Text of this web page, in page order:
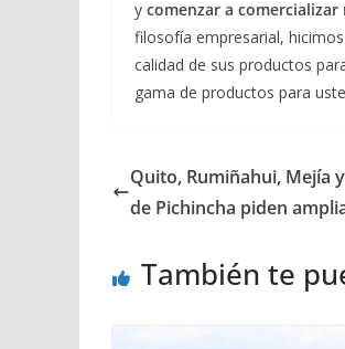
y comenzar a comercializar
filosofía empresarial,
calidad de sus productos
gama de productos para
Quito, Rumiñahui, Mejía
de Pichincha piden
También te